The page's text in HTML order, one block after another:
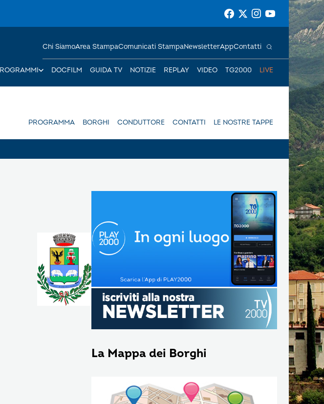
DOCFILM GUIDA TV NOTIZIE REPLAY VIDEO TG2000 LIVE
Chi SiamoArea StampaComunicati StampaNewsletterAppContatti
PROGRAMMA BORGHI CONDUTTORE CONTATTI LE NOSTRE TAPPE
La Mappa dei Borghi